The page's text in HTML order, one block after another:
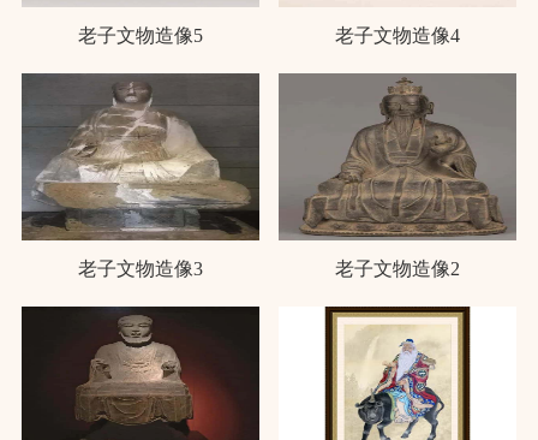
老子文物造像5 老子文物造像4
老子文物造像3 老子文物造像2